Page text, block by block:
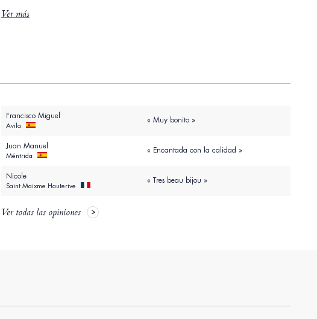
Ver más
Francisco Miguel
Avila
« Muy bonito »
Juan Manuel
Méntrida
« Encantada con la calidad »
Nicole
Saint Maixme Hauterive
« Tres beau bijou »
Ver todas las opiniones